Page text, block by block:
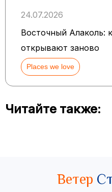
24.07.2026
Восточный Алаколь:
открывают заново
Places we love
Читайте также:
Ветер